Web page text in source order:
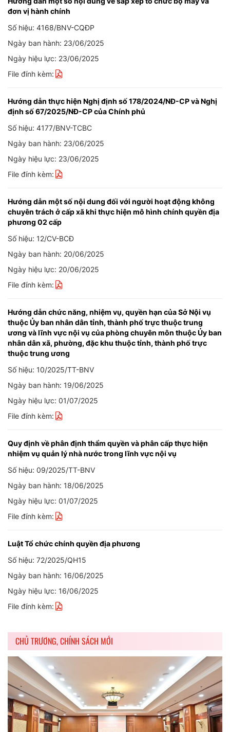
đơn vị hành chính
Số hiệu: 4168/BNV-CQĐP
Ngày ban hành: 23/06/2025
Ngày hiệu lực: 23/06/2025
File đính kèm:
Hướng dẫn thực hiện Nghị định số 178/2024/NĐ-CP và Nghị
định số 67/2025/NĐ-CP của Chính phủ
Số hiệu: 4177/BNV-TCBC
Ngày ban hành: 23/06/2025
Ngày hiệu lực: 23/06/2025
File đính kèm:
Hướng dẫn một số nội dung đối với người hoạt động không
chuyên trách ở cấp xã khi thực hiện mô hình chính quyền địa
phương 02 cấp
Số hiệu: 12/CV-BCĐ
Ngày ban hành: 20/06/2025
Ngày hiệu lực: 20/06/2025
File đính kèm:
Hướng dẫn chức năng, nhiệm vụ, quyền hạn của Sở Nội vụ
thuộc Ủy ban nhân dân tỉnh, thành phố trực thuộc trung
ương và lĩnh vực nội vụ của phòng chuyên môn thuộc Ủy ban
nhân dân xã, phường, đặc khu thuộc tỉnh, thành phố trực
thuộc trung ương
Số hiệu: 10/2025/TT-BNV
Ngày ban hành: 19/06/2025
Ngày hiệu lực: 01/07/2025
File đính kèm:
Quy định về phân định thẩm quyền và phân cấp thực hiện
nhiệm vụ quản lý nhà nước trong lĩnh vực nội vụ
Số hiệu: 09/2025/TT-BNV
Ngày ban hành: 18/06/2025
Ngày hiệu lực: 01/07/2025
File đính kèm:
Luật Tổ chức chính quyền địa phương
Số hiệu: 72/2025/QH15
Ngày ban hành: 16/06/2025
Ngày hiệu lực: 16/06/2025
File đính kèm:
CHỦ TRƯƠNG, CHÍNH SÁCH MỚI